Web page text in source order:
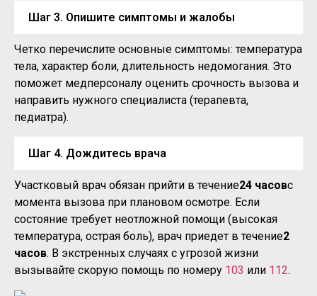
Шаг 3. Опишите симптомы и жалобы
Четко перечислите основные симптомы: температура
тела, характер боли, длительность недомогания. Это
поможет медперсоналу оценить срочность вызова и
направить нужного специалиста (терапевта,
педиатра).
Шаг 4. Дождитесь врача
Участковый врач обязан прийти в течение24 часовс
момента вызова при плановом осмотре. Если
состояние требует неотложной помощи (высокая
температура, острая боль), врач приедет в течение2
часов. В экстренных случаях с угрозой жизни
вызывайте скорую помощь по номеру 103 или 112.